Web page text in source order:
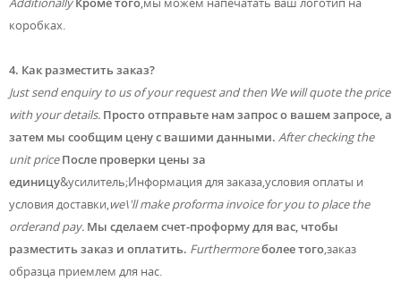
коробках.
4. Как разместить заказ?
Just send enquiry to us of your request and then We will quote the price
with your details. Просто отправьте нам запрос о вашем запросе, а
затем мы сообщим цену с вашими данными. After checking the
unit price После проверки цены за
единицу&усилитель;Информация для заказа,условия оплаты и
условия доставки,we\'ll make proforma invoice for you to place the
orderand pay. Мы сделаем счет-проформу для вас, чтобы
разместить заказ и оплатить. Furthermoreболее того,заказ
образца приемлем для нас.